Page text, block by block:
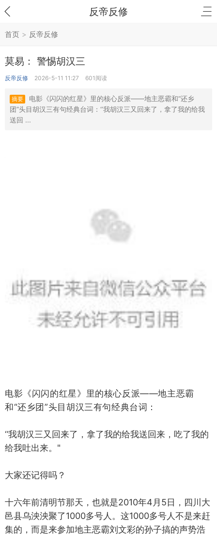
反帝反修
首页 > 反帝反修
莫易： 警惕胡汉三
反帝反修 2026-5-11 11:27 601阅读
摘要
电影《闪闪的红星》‌里的核心反派——地主恶霸和“还乡
团”头目胡汉三有句经典台词：‘’我胡汉三又回来了‌，拿了我的给我
送回 ...
电影《闪闪的红星》‌里的核心反派——地主恶霸
和“还乡团”头目胡汉三有句经典台词：
‘’我胡汉三又回来了‌，拿了我的给我送回来，吃了我的
给我吐出来‌。"
大家还记得吗？
十六年前清明节那天，也就是2010年4月5日，四川大
邑县乌泱泱聚了1000多号人。这1000多号人不是来赶
集的，而是来参加地主恶霸刘文彩的孙子搞的声势浩